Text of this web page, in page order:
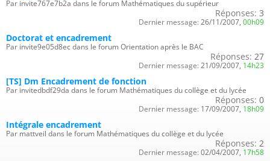
Par invite767e7b2a dans le forum Mathématiques du supérieur
Réponses: 3
Dernier message: 26/11/2007, 00h09
Doctorat et encadrement
Par invite9e05d8ec dans le forum Orientation après le BAC
Réponses: 27
Dernier message: 21/09/2007, 14h23
[TS] Dm Encadrement de fonction
Par invitedbdf29da dans le forum Mathématiques du collège et du lycée
Réponses: 0
Dernier message: 17/09/2007, 18h09
Intégrale encadrement
Par mattveil dans le forum Mathématiques du collège et du lycée
Réponses: 2
Dernier message: 02/04/2007, 17h58